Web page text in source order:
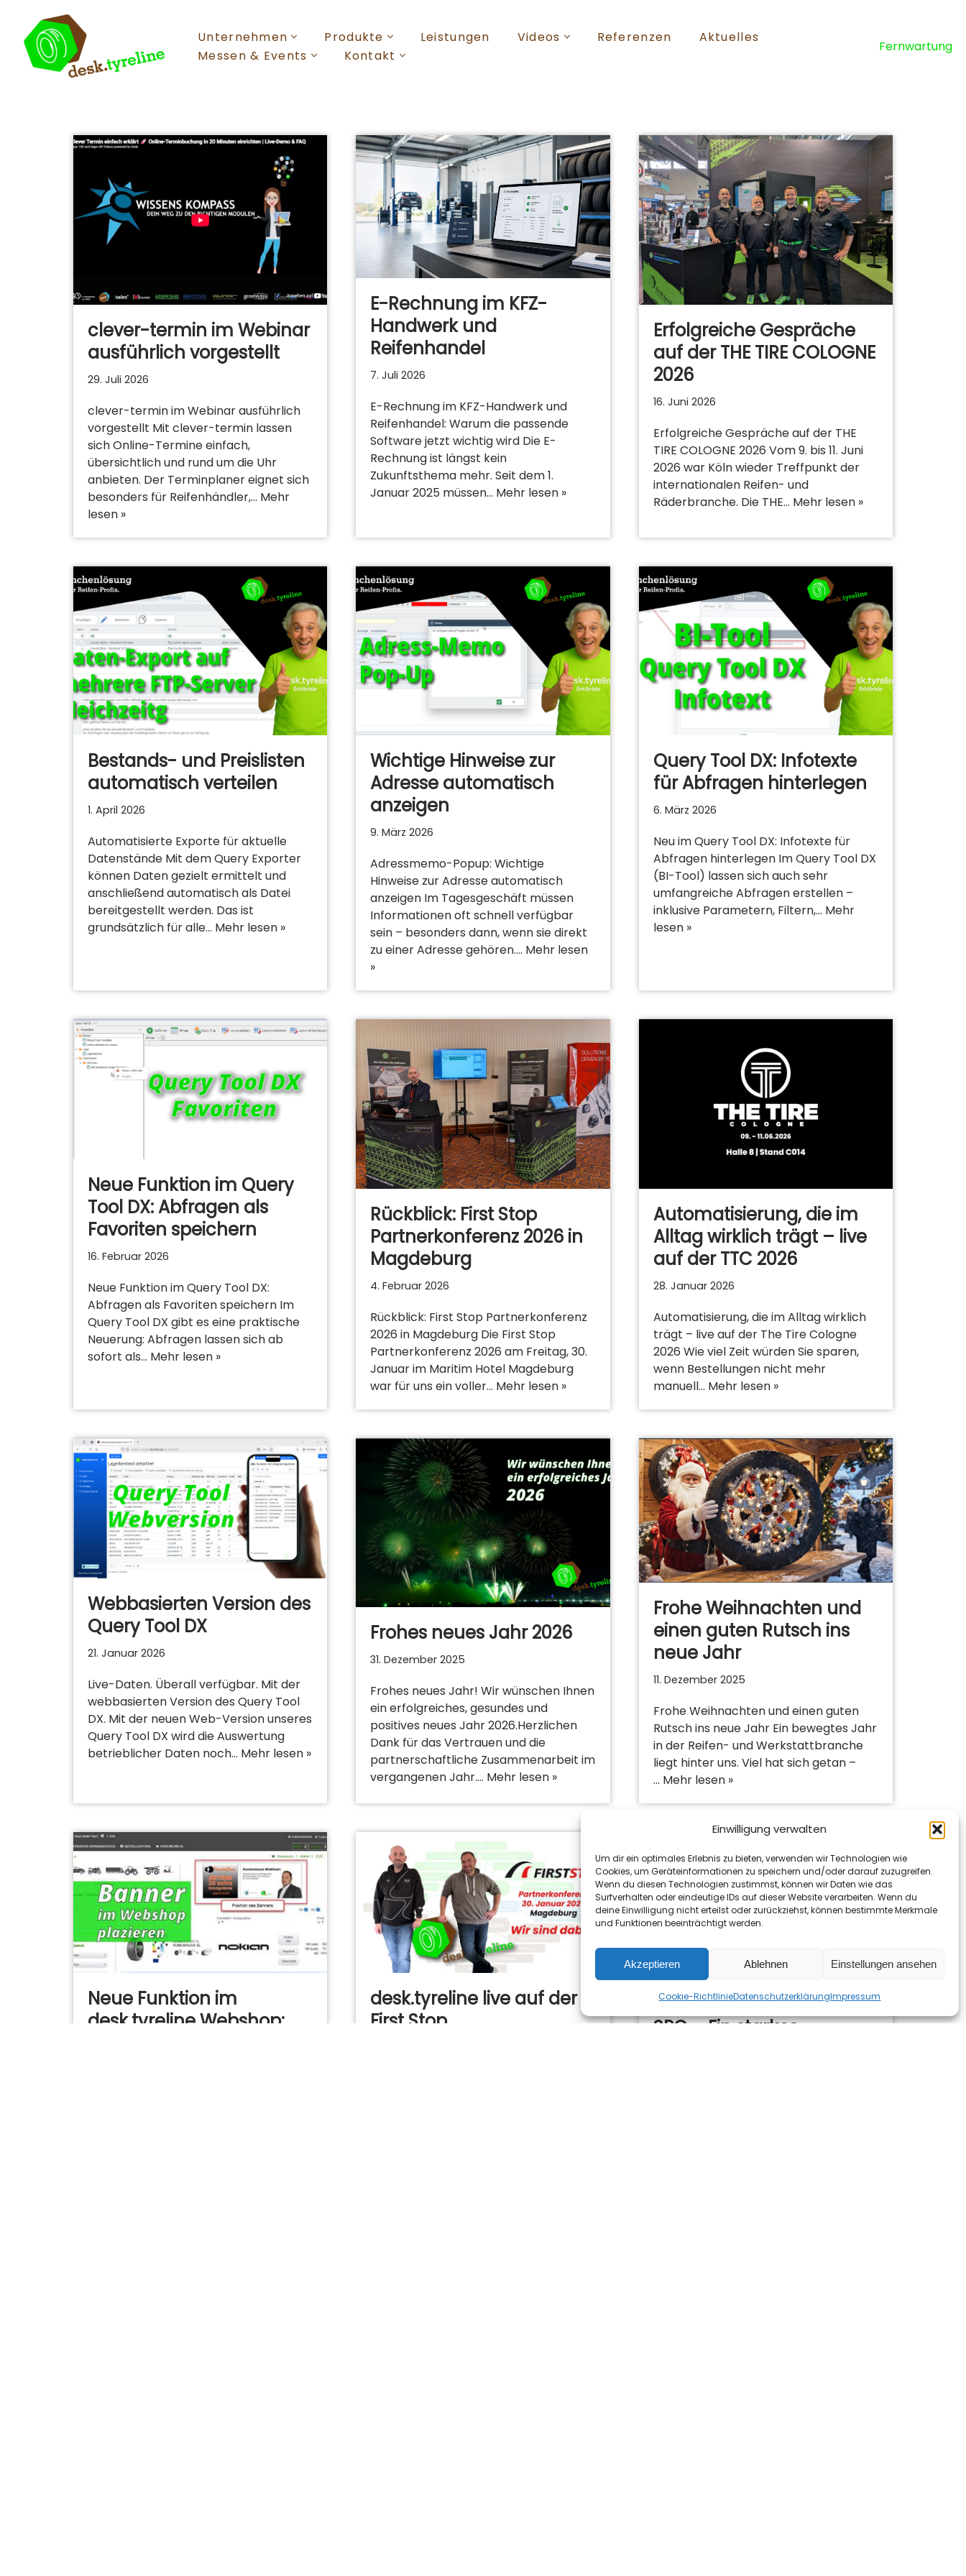
Einwilligung verwalten
Um dir ein optimales Erlebnis zu bieten, verwenden wir Technologien wie
Cookies, um Geräteinformationen zu speichern und/oder darauf zuzugreifen.
Wenn du diesen Technologien zustimmst, können wir Daten wie das
Surfverhalten oder eindeutige IDs auf dieser Website verarbeiten. Wenn du
deine Einwilligung nicht erteilst oder zurückziehst, können bestimmte Merkmale
und Funktionen beeinträchtigt werden.
Akzeptieren Ablehnen Einstellungen ansehen
Cookie-RichtlinieDatenschutzerklärungImpressum
Zum
Inhalt
springen
Unternehmen Produkte Leistungen Videos Referenzen
Aktuelles
Messen & Events
Kontakt
Fernwartung
clever-termin im Webinar
ausführlich vorgestellt
29. Juli 2026
clever-termin im Webinar ausführlich
vorgestellt Mit clever-termin lassen
sich Online-Termine einfach,
übersichtlich und rund um die Uhr
anbieten. Der Terminplaner eignet sich
besonders für Reifenhändler,… Mehr
lesen »
E-Rechnung im KFZ-
Handwerk und
Reifenhandel
7. Juli 2026
E-Rechnung im KFZ-Handwerk und
Reifenhandel: Warum die passende
Software jetzt wichtig wird Die E-
Rechnung ist längst kein
Zukunftsthema mehr. Seit dem 1.
Januar 2025 müssen… Mehr lesen »
Erfolgreiche Gespräche
auf der THE TIRE COLOGNE
2026
16. Juni 2026
Erfolgreiche Gespräche auf der THE
TIRE COLOGNE 2026 Vom 9. bis 11. Juni
2026 war Köln wieder Treffpunkt der
internationalen Reifen- und
Räderbranche. Die THE… Mehr lesen »
Bestands- und Preislisten
automatisch verteilen
1. April 2026
Automatisierte Exporte für aktuelle
Datenstände Mit dem Query Exporter
können Daten gezielt ermittelt und
anschließend automatisch als Datei
bereitgestellt werden. Das ist
grundsätzlich für alle… Mehr lesen »
Wichtige Hinweise zur
Adresse automatisch
anzeigen
9. März 2026
Adressmemo-Popup: Wichtige
Hinweise zur Adresse automatisch
anzeigen Im Tagesgeschäft müssen
Informationen oft schnell verfügbar
sein – besonders dann, wenn sie direkt
zu einer Adresse gehören.… Mehr lesen
»
Query Tool DX: Infotexte
für Abfragen hinterlegen
6. März 2026
Neu im Query Tool DX: Infotexte für
Abfragen hinterlegen Im Query Tool DX
(BI-Tool) lassen sich auch sehr
umfangreiche Abfragen erstellen –
inklusive Parametern, Filtern,… Mehr
lesen »
Neue Funktion im Query
Tool DX: Abfragen als
Favoriten speichern
16. Februar 2026
Neue Funktion im Query Tool DX:
Abfragen als Favoriten speichern Im
Query Tool DX gibt es eine praktische
Neuerung: Abfragen lassen sich ab
sofort als… Mehr lesen »
Rückblick: First Stop
Partnerkonferenz 2026 in
Magdeburg
4. Februar 2026
Rückblick: First Stop Partnerkonferenz
2026 in Magdeburg Die First Stop
Partnerkonferenz 2026 am Freitag, 30.
Januar im Maritim Hotel Magdeburg
war für uns ein voller… Mehr lesen »
Automatisierung, die im
Alltag wirklich trägt – live
auf der TTC 2026
28. Januar 2026
Automatisierung, die im Alltag wirklich
trägt – live auf der The Tire Cologne
2026 Wie viel Zeit würden Sie sparen,
wenn Bestellungen nicht mehr
manuell… Mehr lesen »
Webbasierten Version des
Query Tool DX
21. Januar 2026
Live-Daten. Überall verfügbar. Mit der
webbasierten Version des Query Tool
DX. Mit der neuen Web-Version unseres
Query Tool DX wird die Auswertung
betrieblicher Daten noch… Mehr lesen »
Frohes neues Jahr 2026
31. Dezember 2025
Frohes neues Jahr! Wir wünschen Ihnen
ein erfolgreiches, gesundes und
positives neues Jahr 2026.Herzlichen
Dank für das Vertrauen und die
partnerschaftliche Zusammenarbeit im
vergangenen Jahr.… Mehr lesen »
Frohe Weihnachten und
einen guten Rutsch ins
neue Jahr
11. Dezember 2025
Frohe Weihnachten und einen guten
Rutsch ins neue Jahr Ein bewegtes Jahr
in der Reifen- und Werkstattbranche
liegt hinter uns. Viel hat sich getan –
… Mehr lesen »
Neue Funktion im
desk.tyreline Webshop:
desk.tyreline live auf der
First Stop
SPG – Ein starkes